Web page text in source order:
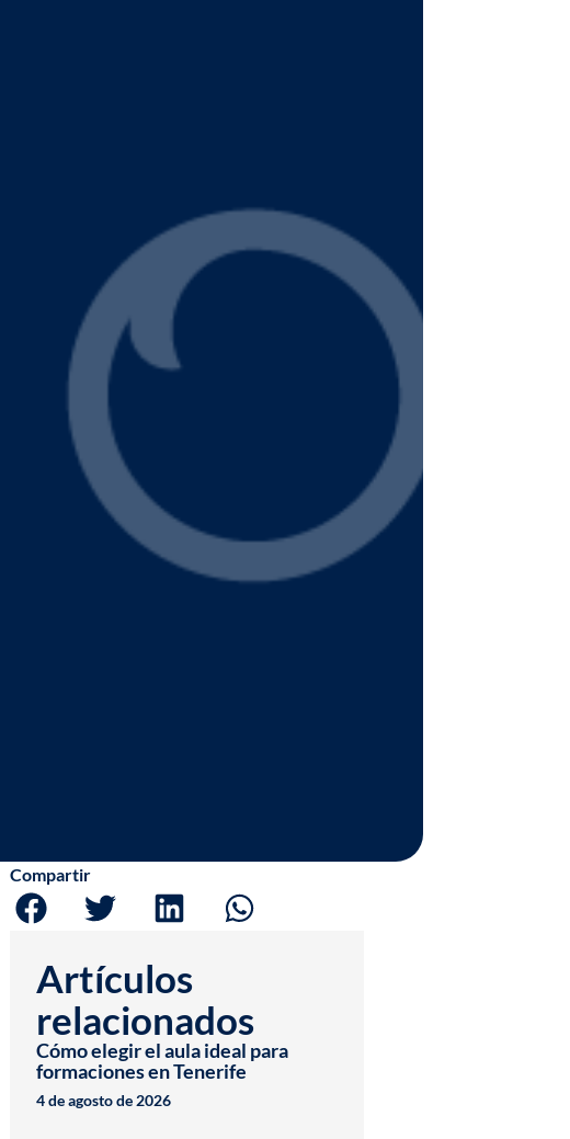
Compartir
Artículos
relacionados
Cómo elegir el aula ideal para
formaciones en Tenerife
4 de agosto de 2026